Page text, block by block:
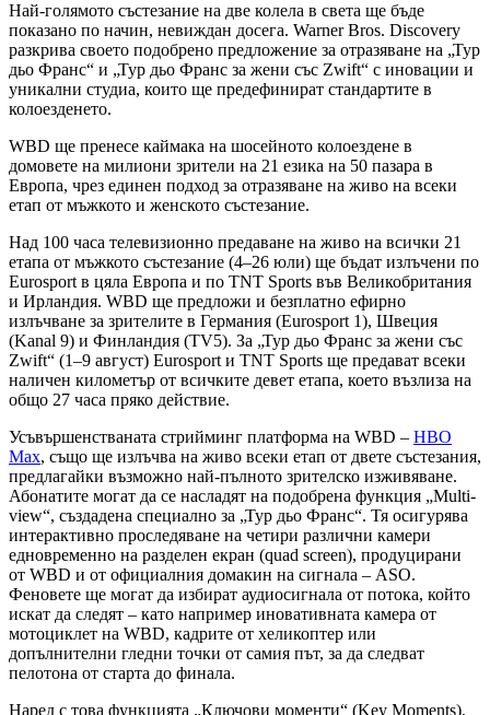
Най-голямото състезание на две колела в света ще бъде
показано по начин, невиждан досега. Warner Bros. Discovery
разкрива своето подобрено предложение за отразяване на „Тур
дьо Франс“ и „Тур дьо Франс за жени със Zwift“ с иновации и
уникални студиа, които ще предефинират стандартите в
колоезденето.
WBD ще пренесе каймака на шосейното колоездене в
домовете на милиони зрители на 21 езика на 50 пазара в
Европа, чрез единен подход за отразяване на живо на всеки
етап от мъжкото и женското състезание.
Над 100 часа телевизионно предаване на живо на всички 21
етапа от мъжкото състезание (4–26 юли) ще бъдат излъчени по
Eurosport в цяла Европа и по TNT Sports във Великобритания
и Ирландия. WBD ще предложи и безплатно ефирно
излъчване за зрителите в Германия (Eurosport 1), Швеция
(Kanal 9) и Финландия (TV5). За „Тур дьо Франс за жени със
Zwift“ (1–9 август) Eurosport и TNT Sports ще предават всеки
наличен километър от всичките девет етапа, което възлиза на
общо 27 часа пряко действие.
Усъвършенстваната стрийминг платформа на WBD – HBO
Max, също ще излъчва на живо всеки етап от двете състезания,
предлагайки възможно най-пълното зрителско изживяване.
Абонатите могат да се насладят на подобрена функция „Multi-
view“, създадена специално за „Тур дьо Франс“. Тя осигурява
интерактивно проследяване на четири различни камери
едновременно на разделен екран (quad screen), продуцирани
от WBD и от официалния домакин на сигнала – ASO.
Феновете ще могат да избират аудиосигнала от потока, който
искат да следят – като например иновативната камера от
мотоциклет на WBD, кадрите от хеликоптер или
допълнителни гледни точки от самия път, за да следват
пелотона от старта до финала.
Наред с това функцията „Ключови моменти“ (Key Moments),